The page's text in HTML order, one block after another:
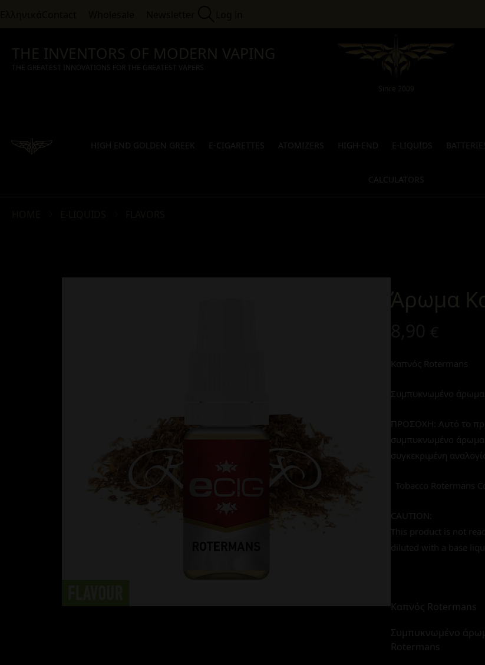
THE INVENTORS OF MODERN VAPING
THE GREATEST INNOVATIONS FOR THE GREATEST VAPERS
Since 2009
HIGH END GOLDEN GREEK E-CIGARETTES ATOMIZERS HIGH-END E-LIQUIDS
CALCULATORS
Άρωμα
Καπνός Rotermans
Συμπυκνωμένο
ΠΡΟΣΟΧΗ: Αυτό το
συμπυκνωμένο άρωμα
συγκεκριμένη
Tobacco Rotermans
CAUTION:
This product is not
diluted with a base
Καπνός Rotermans
Συμπυκνωμένο
Rotermans